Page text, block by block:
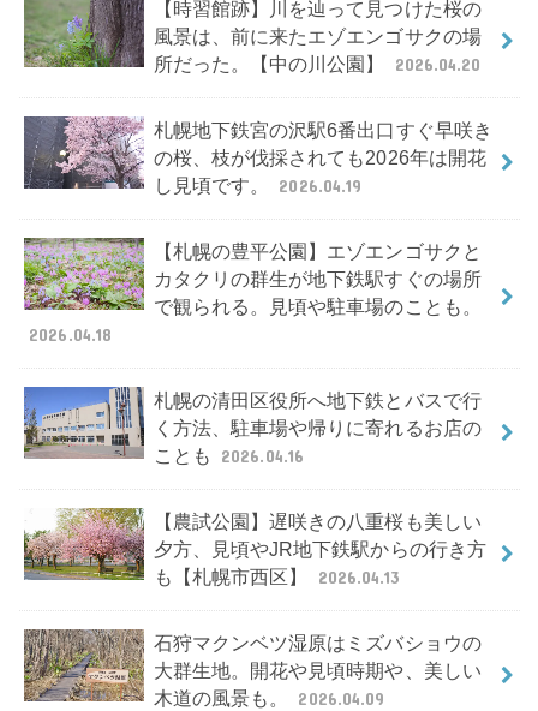
【時習館跡】川を辿って見つけた桜の
風景は、前に来たエゾエンゴサクの場
所だった。【中の川公園】
2026.04.20
札幌地下鉄宮の沢駅6番出口すぐ早咲き
の桜、枝が伐採されても2026年は開花
し見頃です。
2026.04.19
【札幌の豊平公園】エゾエンゴサクと
カタクリの群生が地下鉄駅すぐの場所
で観られる。見頃や駐車場のことも。
2026.04.18
札幌の清田区役所へ地下鉄とバスで行
く方法、駐車場や帰りに寄れるお店の
ことも
2026.04.16
【農試公園】遅咲きの八重桜も美しい
夕方、見頃やJR地下鉄駅からの行き方
も【札幌市西区】
2026.04.13
石狩マクンベツ湿原はミズバショウの
大群生地。開花や見頃時期や、美しい
木道の風景も。
2026.04.09